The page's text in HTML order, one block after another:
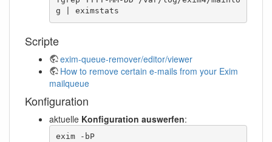
g | eximstats
Scripte
exim-queue-remover/editor/viewer
How to remove certain e-mails from your Exim
mailqueue
Konfiguration
aktuelle Konfiguration auswerfen:
exim -bP